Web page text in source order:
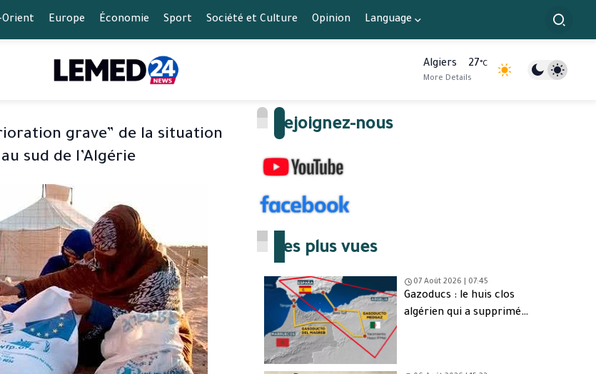
Orient Europe Économie Sport Société et Culture Opinion Language
Algiers 27°C
More Details
grave” de la situation
sud de l’Algérie
Rejoignez-nous
Les plus vues
07 Août 2026 | 07:45
Gazoducs : le huis clos
algérien qui a supprimé